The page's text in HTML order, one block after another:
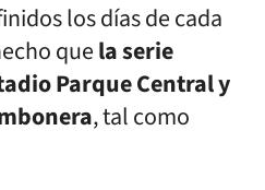
los días de cada
quela serie
Parque Central y
, tal como